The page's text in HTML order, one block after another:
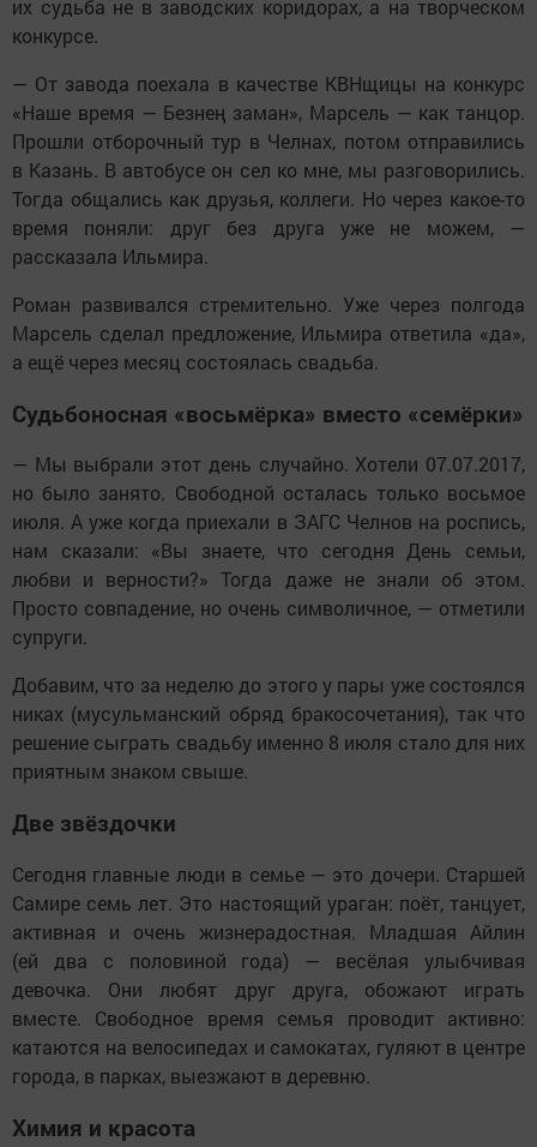
их судьба не в заводских коридорах, а на творческом
конкурсе.
— От завода поехала в качестве КВНщицы на конкурс
«Наше время — Безнең заман», Марсель — как танцор.
Прошли отборочный тур в Челнах, потом отправились
в Казань. В автобусе он сел ко мне, мы разговорились.
Тогда общались как друзья, коллеги. Но через какое-то
время поняли: друг без друга уже не можем, —
рассказала Ильмира.
Роман развивался стремительно. Уже через полгода
Марсель сделал предложение, Ильмира ответила «да»,
а ещё через месяц состоялась свадьба.
Судьбоносная «восьмёрка» вместо «семёрки»
— Мы выбрали этот день случайно. Хотели 07.07.2017,
но было занято. Свободной осталась только восьмое
июля. А уже когда приехали в ЗАГС Челнов на роспись,
нам сказали: «Вы знаете, что сегодня День семьи,
любви и верности?» Тогда даже не знали об этом.
Просто совпадение, но очень символичное, — отметили
супруги.
Добавим, что за неделю до этого у пары уже состоялся
никах (мусульманский обряд бракосочетания), так что
решение сыграть свадьбу именно 8 июля стало для них
приятным знаком свыше.
Две звёздочки
Сегодня главные люди в семье — это дочери. Старшей
Самире семь лет. Это настоящий ураган: поёт, танцует,
активная и очень жизнерадостная. Младшая Айлин
(ей два с половиной года) — весёлая улыбчивая
девочка. Они любят друг друга, обожают играть
вместе. Свободное время семья проводит активно:
катаются на велосипедах и самокатах, гуляют в центре
города, в парках, выезжают в деревню.
Химия и красота